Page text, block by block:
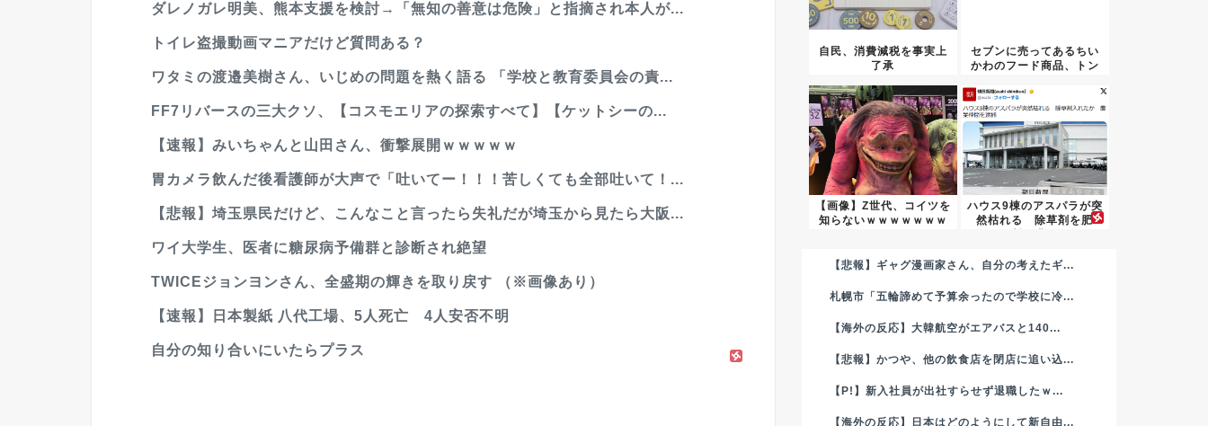
ダレノガレ明美、熊本支援を検討→「無知の善意は危険」と指摘され本人が...
トイレ盗撮動画マニアだけど質問ある？
ワタミの渡邉美樹さん、いじめの問題を熱く語る 「学校と教育委員会の責...
FF7リバースの三大クソ、【コスモエリアの探索すべて】【ケットシーの...
【速報】みいちゃんと山田さん、衝撃展開ｗｗｗｗｗ
胃カメラ飲んだ後看護師が大声で「吐いてー！！！苦しくても全部吐いて！...
【悲報】埼玉県民だけど、こんなこと言ったら失礼だが埼玉から見たら大阪...
ワイ大学生、医者に糖尿病予備群と診断され絶望
TWICEジョンヨンさん、全盛期の輝きを取り戻す （※画像あり）
【速報】日本製紙 八代工場、5人死亡 4人安否不明
自分の知り合いにいたらプラス
自民、消費減税を事実上
了承
セブンに売ってあるちい
かわのフード商品、トン
【画像】Z世代、コイツを
知らないｗｗｗｗｗｗｗ
ハウス9棟のアスパラが突
然枯れる 除草剤を肥
【悲報】ギャグ漫画家さん、自分の考えたギ...
札幌市「五輪諦めて予算余ったので学校に冷...
【海外の反応】大韓航空がエアバスと140...
【悲報】かつや、他の飲食店を閉店に追い込...
【P!】新入社員が出社すらせず退職したｗ...
【海外の反応】日本はどのようにして新自由...